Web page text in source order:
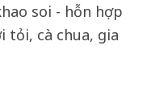
soi - hỗn hợp
tỏi, cà chua, gia